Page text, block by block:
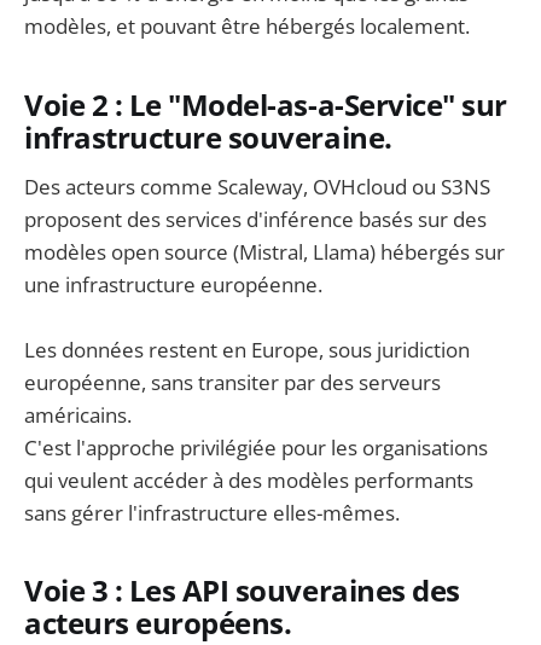
modèles, et pouvant être hébergés localement.
Voie 2 : Le "Model-as-a-Service" sur
infrastructure souveraine.
Des acteurs comme Scaleway, OVHcloud ou S3NS
proposent des services d'inférence basés sur des
modèles open source (Mistral, Llama) hébergés sur
une infrastructure européenne.
Les données restent en Europe, sous juridiction
européenne, sans transiter par des serveurs
américains.
C'est l'approche privilégiée pour les organisations
qui veulent accéder à des modèles performants
sans gérer l'infrastructure elles-mêmes.
Voie 3 : Les API souveraines des
acteurs européens.